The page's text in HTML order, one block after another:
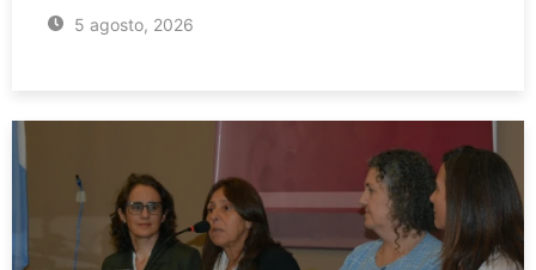
5 agosto, 2026